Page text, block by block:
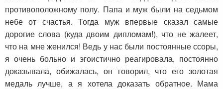
противоположному полу. Папа и муж были на седьмом
небе от счастья. Тогда муж впервые сказал самые
дорогие слова (куда двоим дипломам!), что не жалеет,
что на мне женился! Ведь у нас были постоянные ссоры,
я очень больно и эгоистично реагировала, постоянно
доказывала, обижалась, он говорил, что его золотая
медаль лучше, а я хотела доказать обратное. Мама